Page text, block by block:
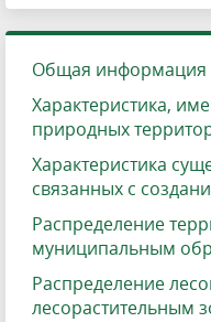
Общая информация
Характеристика,
природных
Характеристика
связанных с
Распределение
муниципальным
Распределение
лесорастительным